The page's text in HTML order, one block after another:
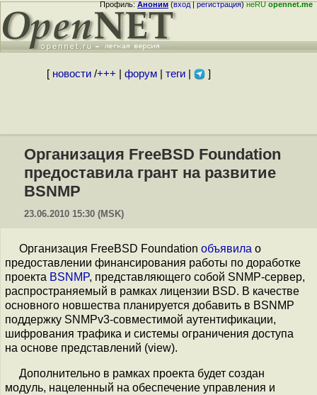
Профиль:Аноним(вход|регистрация)неRUopennet.me
[ новости/+++ форум| теги| ]
Организация FreeBSD Foundation
предоставила грант на развитие
BSNMP
23.06.2010 15:30 (MSK)
Организация FreeBSD Foundation объявила о
предоставлении финансирования работы по доработке
проекта BSNMP, представляющего собой SNMP-сервер,
распространяемый в рамках лицензии BSD. В качестве
основного новшества планируется добавить в BSNMP
поддержку SNMPv3-совместимой аутентификации,
шифрования трафика и системы ограничения доступа
на основе представлений (view).
Дополнительно в рамках проекта будет создан
модуль, нацеленный на обеспечение управления и